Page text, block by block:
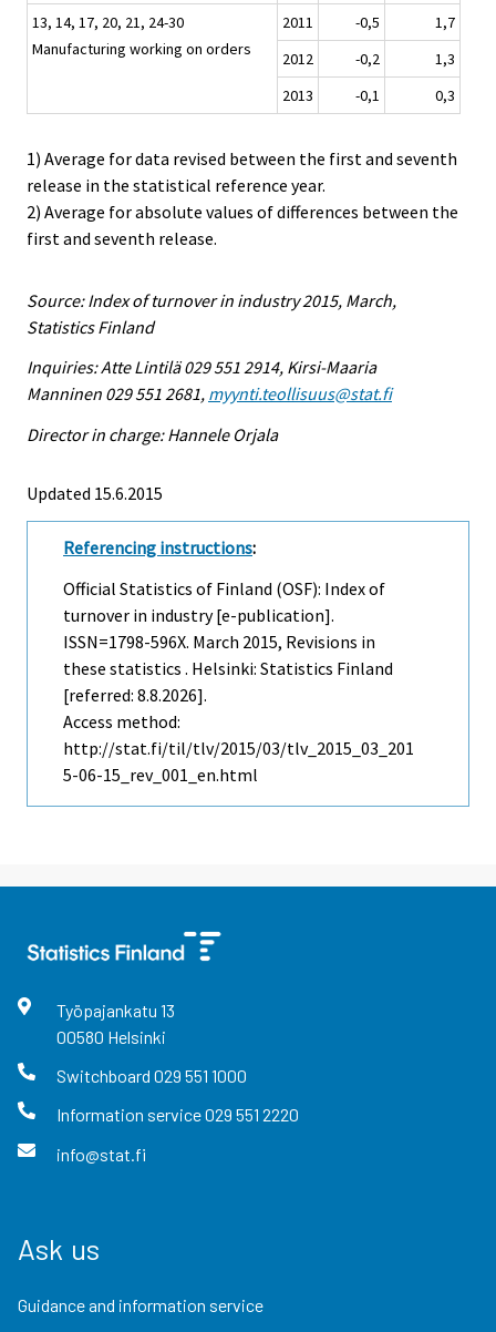
13, 14, 17, 20, 21, 24-30
Manufacturing working on orders
2011 -0,5
1,7
2012
-0,2
1,3
2013
-0,1 0,3
1) Average for data revised between the first and seventh
release in the statistical reference year.
2) Average for absolute values of differences between the
first and seventh release.
Source: Index of turnover in industry 2015, March,
Statistics Finland
Inquiries: Atte Lintilä 029 551 2914, Kirsi-Maaria
Manninen 029 551 2681, myynti.teollisuus@stat.fi
Director in charge: Hannele Orjala
Updated 15.6.2015
Referencing instructions:
Official Statistics of Finland (OSF): Index of
turnover in industry [e-publication].
ISSN=1798-596X. March 2015, Revisions in
these statistics . Helsinki: Statistics Finland
[referred: 8.8.2026].
Access method:
http://stat.fi/til/tlv/2015/03/tlv_2015_03_201
5-06-15_rev_001_en.html
Työpajankatu 13
00580 Helsinki
Switchboard 029 551 1000
Information service029 551 2220
info@stat.fi
Ask us
Guidance and information service